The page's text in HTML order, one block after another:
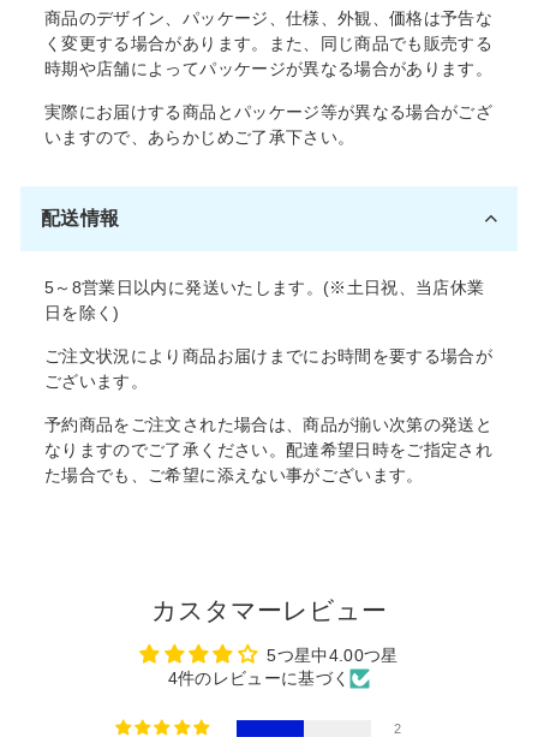
商品のデザイン、パッケージ、仕様、外観、価格は予告な
く変更する場合があります。また、同じ商品でも販売する
時期や店舗によってパッケージが異なる場合があります。
実際にお届けする商品とパッケージ等が異なる場合がござ
いますので、あらかじめご了承下さい。
配送情報
5～8営業日以内に発送いたします。(※土日祝、当店休業
日を除く)
ご注文状況により商品お届けまでにお時間を要する場合が
ございます。
予約商品をご注文された場合は、商品が揃い次第の発送と
なりますのでご了承ください。配達希望日時をご指定され
た場合でも、ご希望に添えない事がございます。
カスタマーレビュー
5つ星中4.00つ星
4件のレビューに基づく
2